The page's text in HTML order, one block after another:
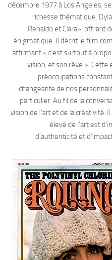
décembre 1977 à Los Angeles,
richesse thématique.
Renaldo et Clara», offrant
énigmatique. Il décrit le film
affirmant « c’est surtout à
vision, et son rêve ». Cette
préoccupations
changeante de nos
particulier. Au fil de la
vision de l’art et de la créativité.
élevé de l’art est
d’authenticité et